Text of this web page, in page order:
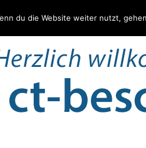
du die Website weiter nutzt,